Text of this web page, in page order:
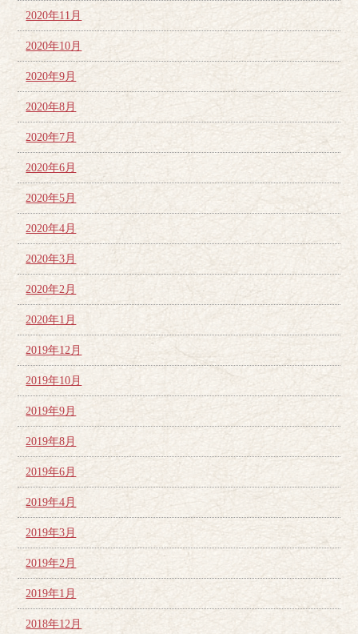
2020年11月
2020年10月
2020年9月
2020年8月
2020年7月
2020年6月
2020年5月
2020年4月
2020年3月
2020年2月
2020年1月
2019年12月
2019年10月
2019年9月
2019年8月
2019年6月
2019年4月
2019年3月
2019年2月
2019年1月
2018年12月